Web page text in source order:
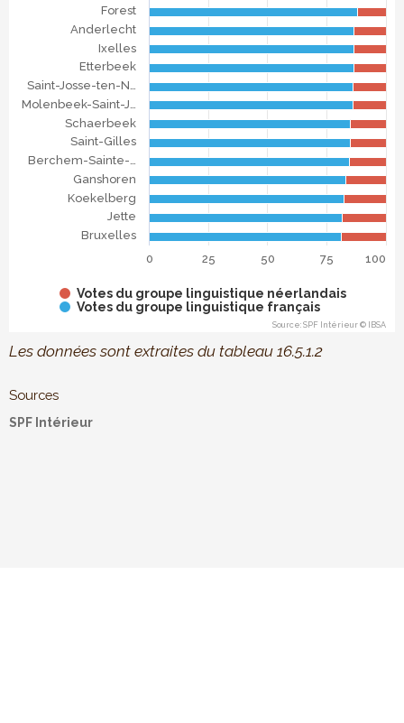
Votes du groupe linguistique néerlandais
Votes du groupe linguistique français
Forest
Anderlecht
Ixelles
Etterbeek
Saint-Josse-ten-N…
Molenbeek-Saint-J…
Schaerbeek
Saint-Gilles
Berchem-Sainte-…
Ganshoren
Koekelberg
Jette
Bruxelles
0
100
25 50 75
Source: SPF Intérieur © IBSA
Les données sont extraites du tableau 16.5.1.2
Sources
SPF Intérieur